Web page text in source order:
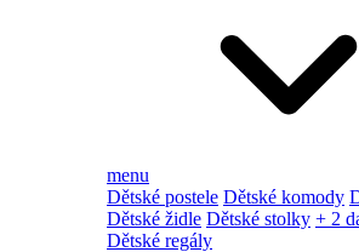
menu
Dětské postele Dětské komody
Dětské židle Dětské stolky + 2
Dětské regály